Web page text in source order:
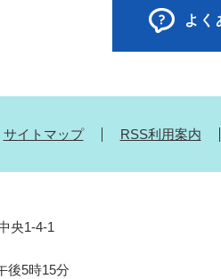
よく
サイトマップ RSS利用案内
央1-4-1
後5時15分